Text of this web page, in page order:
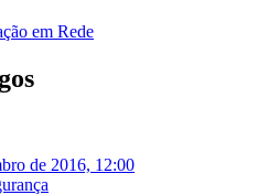
em Rede
de 2016, 12:00